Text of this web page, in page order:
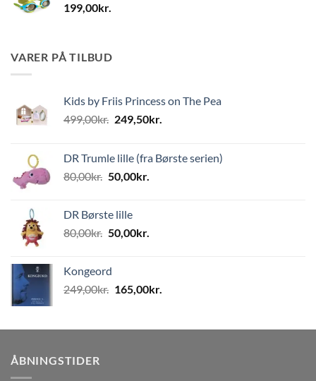
199,00kr.
VARER PÅ TILBUD
Kids by Friis Princess on The Pea
499,00kr. Den
var:
499,00kr..
249,50kr.
er:
DR Trumle lille (fra Børste serien)
80,00kr. Den
var:
80,00kr..
50,00kr.
50,00kr..
DR Børste lille
80,00kr. Den
var:
80,00kr..
50,00kr.
50,00kr..
Kongeord
249,00kr. Den
var:
165,00kr.
er:
ÅBNINGSTIDER